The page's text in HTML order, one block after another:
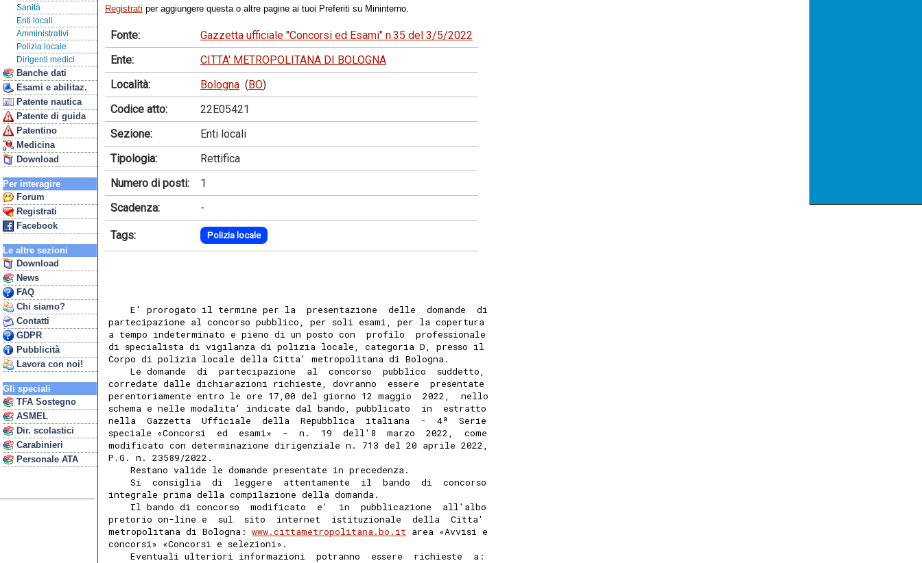
Sanità
Enti locali
Amministrativi
Polizia locale
Dirigenti medici
Banche dati
Esami e abilitaz.
Patente nautica
Patente di guida
Patentino
Medicina
Download
Per interagire
Forum
Registrati
Facebook
Le altre sezioni
Download
News
FAQ
Chi siamo?
Contatti
GDPR
Pubblicità
Lavora con noi!
Gli speciali
TFA Sostegno
ASMEL
Dir. scolastici
Carabinieri
Personale ATA
Registrati per aggiungere questa o altre pagine ai tuoi Preferiti su Mininterno.
Fonte:
Gazzetta ufficiale "Concorsi ed Esami" n.35 del 3/5/2022
Ente:
CITTA' METROPOLITANA DI BOLOGNA
Località:
Bologna (BO)
Codice atto:
22E05421
Sezione:
Enti locali
Tipologia:
Rettifica
Numero di posti:
1
Scadenza:
-
Tags: Polizia locale
    E' prorogato il termine per la  presentazione  delle  domande  di
partecipazione al concorso pubblico, per soli esami, per la copertura
a tempo indeterminato e pieno di un posto con  profilo  professionale
di specialista di vigilanza di polizia locale, categoria D, presso il
Corpo di polizia locale della Citta' metropolitana di Bologna.
    Le domande  di  partecipazione  al  concorso  pubblico  suddetto,
corredate dalle dichiarazioni richieste, dovranno  essere  presentate
perentoriamente entro le ore 17,00 del giorno 12 maggio  2022,  nello
schema e nelle modalita' indicate dal bando, pubblicato  in  estratto
nella  Gazzetta  Ufficiale  della  Repubblica  italiana  -  4ª  Serie
speciale «Concorsi  ed  esami»  -  n.  19  dell'8  marzo  2022,  come
modificato con determinazione dirigenziale n. 713 del 20 aprile 2022,
P.G. n. 23589/2022.
    Restano valide le domande presentate in precedenza.
    Si  consiglia  di  leggere  attentamente  il  bando  di  concorso
integrale prima della compilazione della domanda.
    Il bando di concorso  modificato  e'  in  pubblicazione  all'albo
pretorio on-line e  sul  sito  internet  istituzionale  della  Citta'
metropolitana di Bologna: www.cittametropolitana.bo.it area «Avvisi e
concorsi» «Concorsi e selezioni».
    Eventuali ulteriori informazioni  potranno  essere  richieste  a: